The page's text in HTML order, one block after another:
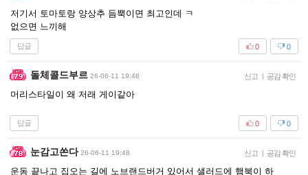
저기서 토마토랑 양상추 듬뿍이면 최고인데 ㅋ
없으면 느끼해
답글 0
0
돌체콜드부르 26-06-11 19:48 신고 | 공감 확인
머리스타일이 왜 저래 게이같아
답글 0
0
눈감고쏜다 26-06-11 19:48 신고 | 공감 확인
운동 끝나고 집오는 길에 노브랜드버거 있어서 샐러드에 햄북이 하